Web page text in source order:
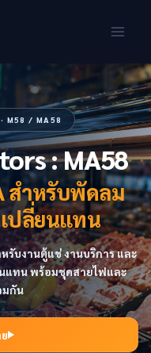
M58 / MA58
: MA58
สำหรับพัดลม
ปลี่ยนแทน
รับงานตู้แช่ งานบริการ และ
แทน พร้อมชุดสายไฟและ
มกัน